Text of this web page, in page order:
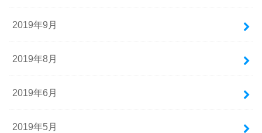
2019年9月
2019年8月
2019年6月
2019年5月